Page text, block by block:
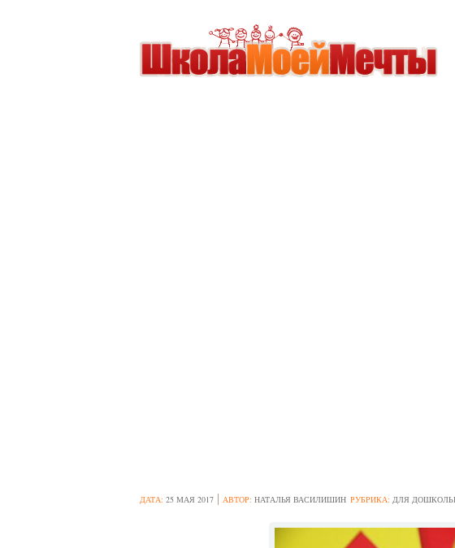
ДАТА: 25 МАЯ 2017 АВТОР: НАТАЛЬЯ ВАСИЛИШИН РУБРИКА: ДЛЯ